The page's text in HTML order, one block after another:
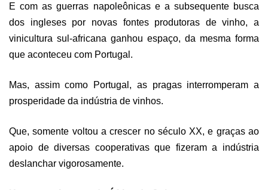
E com as guerras napoleônicas e a subsequente busca
dos ingleses por novas fontes produtoras de vinho, a
vinicultura sul-africana ganhou espaço, da mesma forma
que aconteceu com Portugal.
Mas, assim como Portugal, as pragas interromperam a
prosperidade da indústria de vinhos.
Que, somente voltou a crescer no século XX, e graças ao
apoio de diversas cooperativas que fizeram a indústria
deslanchar vigorosamente.